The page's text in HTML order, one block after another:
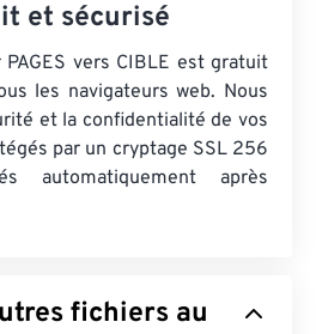
et sécurisé
vers CIBLE est gratuit
les navigateurs web. Nous
et la confidentialité de vos
par un cryptage SSL 256
automatiquement après
fichiers au